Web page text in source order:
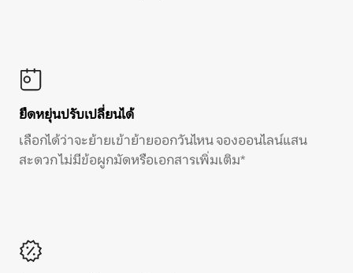
ยืดหยุ่นปรับเปลี่ยนได้
เลือกได้ว่าจะย้ายเข้าย้ายออกวันไหน จองออนไลน์แสน
สะดวก ไม่มีข้อผูกมัดหรือเอกสารเพิ่มเติม*